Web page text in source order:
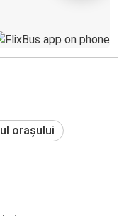
orașului